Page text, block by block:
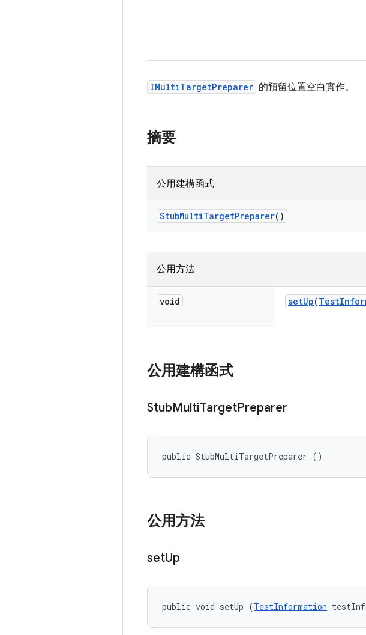
IMultiTargetPreparer 的預留位置空白實作。
摘要
公用建構函式
StubMultiTargetPreparer()
公用方法
void setUp(Test
公用建構函式
StubMultiTargetPreparer
public StubMultiTargetPreparer ()
公用方法
setUp
public void setUp (TestInformation